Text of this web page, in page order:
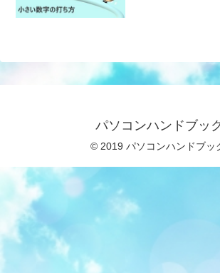
パソコンハンドブッ
© 2019 パソコンハンドブッ